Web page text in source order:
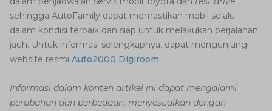
sehingga AutoFamily dapat memastikan mobil selalu
dalam kondisi terbaik dan siap untuk melakukan perjalanan
jauh. Untuk informasi selengkapnya, dapat mengunjungi
website resmi Auto2000 Digiroom.
Informasi dalam konten artikel ini dapat mengalami
perubahan dan perbedaan, menyesuaikan dengan